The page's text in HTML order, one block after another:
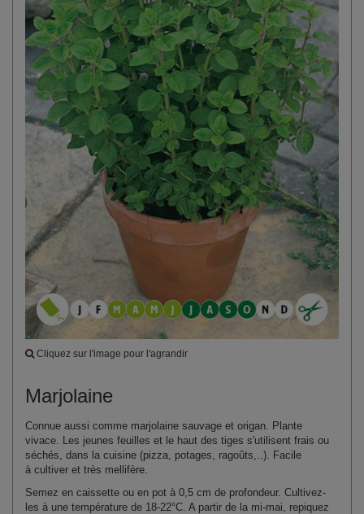
Cliquez sur l'image pour l'agrandir
Marjolaine
Connue aussi comme marjolaine sauvage et origan. Plante
vivace. Les jeunes feuilles et le haut des tiges s'utilisent frais ou
séchés, dans la cuisine (pizza, potages, ragoûts,..). Facile
à cultiver et très mellifère.
Semez en caissette ou en pot à 0,5 cm de profondeur. Cultivez-
les à une température de 18‑22°C. A partir de la mi‑mai, repiquez